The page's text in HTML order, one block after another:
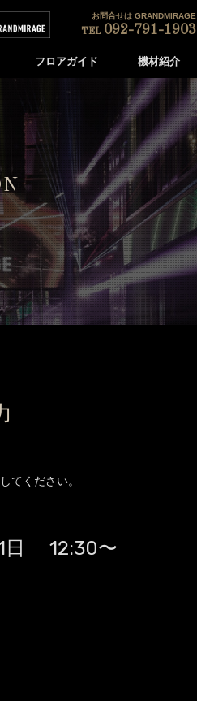
フロアガイド 機材紹介
お問合せは GRANDMIRAGE
TEL 092-791-1903
てください。
日 12:30〜